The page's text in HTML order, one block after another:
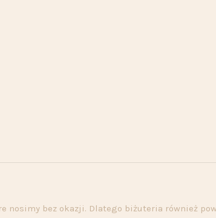
nosimy bez okazji. Dlatego biżuteria również